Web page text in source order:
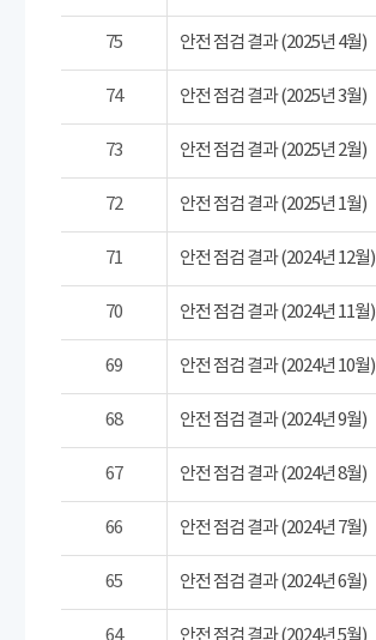
75 안전 점검 결과 (2025년 4월)
74 안전 점검 결과 (2025년 3월)
73 안전 점검 결과 (2025년 2월)
72 안전 점검 결과 (2025년 1월)
71 안전 점검 결과 (2024년 12월)
70 안전 점검 결과 (2024년 11월)
69 안전 점검 결과 (2024년 10월)
68 안전 점검 결과 (2024년 9월)
67 안전 점검 결과 (2024년 8월)
66 안전 점검 결과 (2024년 7월)
65 안전 점검 결과 (2024년 6월)
64 안전 점검 결과 (2024년 5월)